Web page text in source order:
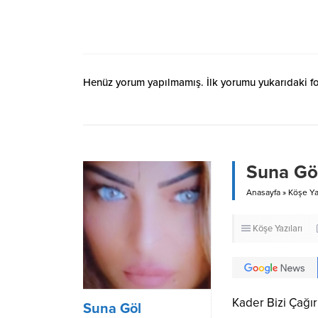
Henüz yorum yapılmamış. İlk yorumu yukarıdaki
Suna Göl
Suna
Anasayfa » Köşe
Köşe Yazıları
Kader Bizi